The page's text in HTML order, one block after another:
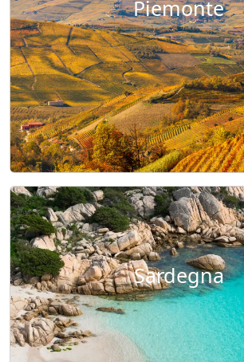
Piemonte
Sardegna